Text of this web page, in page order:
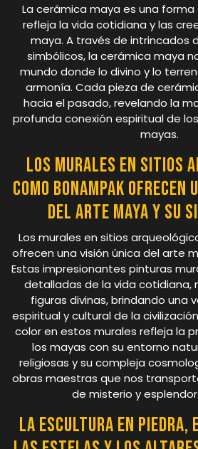
La cerámica maya es una
refleja la vida cotidiana y las
maya. A través de intrincados
simbólicos, la cerámica maya
mundo donde lo divino y lo
armonía. Cada pieza de
hacia el pasado, revelando la
profunda conexión espiritual de
mayas.
Los murales en sitios
como Bonampak ofrecen
del arte maya y su
Los murales en sitios
ofrecen una visión única del arte
Estas impresionantes pinturas
detalladas de la vida cotidiana,
figuras divinas, brindando una
espiritual y cultural de la
color en estos murales refleja la
los mayas con su entorno
religiosas y su compleja
obras maestras que nos
de misterio y
La escultura en piedra,